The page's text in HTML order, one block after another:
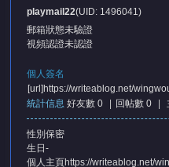
playmail22(UID: 1496041)
郵箱狀態未驗證
視頻認證未認證
個人簽名
[url]https://writeablog.net/
統計信息 好友數 0 回帖數 0
性別 保密
生日 -
個人主頁https://writeablog.net/